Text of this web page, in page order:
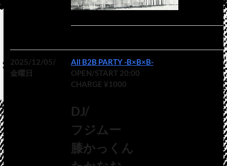
2025/12/05/
金曜日
All B2B PARTY -B×B×B-
OPEN/START 20:00
CHARGE ¥1000
DJ/
フジムー
膝かっくん